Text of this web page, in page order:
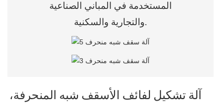
المستخدمة في المباني الصناعية
والتجارية والسكنية.
آلة تشكيل لفائف الأسقف شبه المنحرفة،